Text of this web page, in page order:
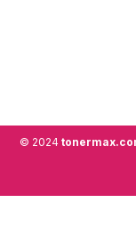
© 2024